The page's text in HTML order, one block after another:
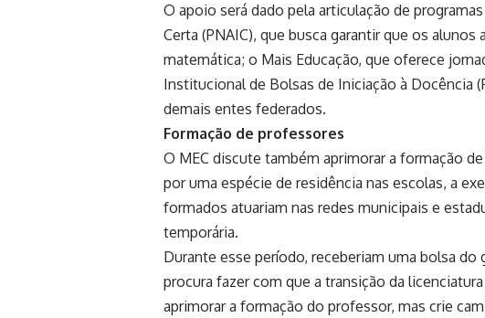
O apoio será dado pela articulação de
Certa (PNAIC), que busca garantir que os
matemática; o Mais Educação, que oferece
Institucional de Bolsas de Iniciação à Docência
demais entes federados.
Formação de professores
O MEC discute também aprimorar a formação
por uma espécie de residência nas escolas, a
formados atuariam nas redes municipais e
temporária.
Durante esse período, receberiam uma bolsa
procura fazer com que a transição da
aprimorar a formação do professor, mas crie